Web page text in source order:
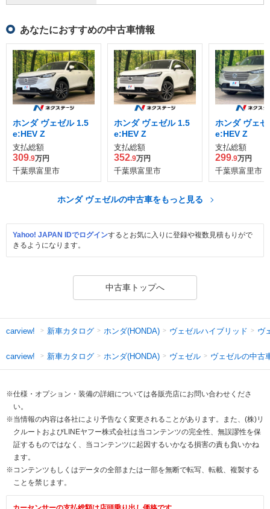
あなたにおすすめの中古車情報
ホンダ ヴェゼル 1.5
e:HEV Z
支払総額
309.9万円
千葉県富里市
ホンダ ヴェゼル 1.5
e:HEV Z
支払総額
352.9万円
千葉県富里市
ホンダ ヴェ
e:HEV Z
支払総額
299.9万円
千葉県富里市
ホンダ ヴェゼルの中古車をもっと見る
Yahoo! JAPAN IDでログインするとお気に入りに登録や複数見積もりがで
きるようになります。
中古車トップへ
carview! 新車カタログ ホンダ(HONDA) ヴェゼルハイブリッド ヴ
carview! 新車カタログ ホンダ(HONDA) ヴェゼル ヴェゼルの中古
※仕様・オプション・装備の詳細については各販売店にお問い合わせくださ
い。
※当情報の内容は各社により予告なく変更されることがあります。また、(株)リ
クルートおよびLINEヤフー株式会社は当コンテンツの完全性、無誤謬性を保
証するものではなく、当コンテンツに起因するいかなる損害の責も負いかね
ます。
※コンテンツもしくはデータの全部または一部を無断で転写、転載、複製する
ことを禁じます。